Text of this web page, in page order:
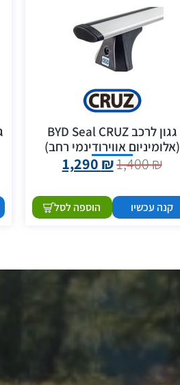
גגון לרכב BYD Seal CRUZ
(אלומיניום אווירודינמי רחב)
1,400₪
1,290 ₪
קנה עכשיו הוספה לסל